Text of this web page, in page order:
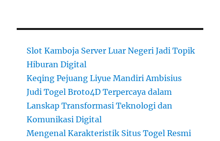
Slot Kamboja Server Luar Negeri Jadi Topik
Hiburan Digital
Keqing Pejuang Liyue Mandiri Ambisius
Judi Togel Broto4D Terpercaya dalam
Lanskap Transformasi Teknologi dan
Komunikasi Digital
Mengenal Karakteristik Situs Togel Resmi